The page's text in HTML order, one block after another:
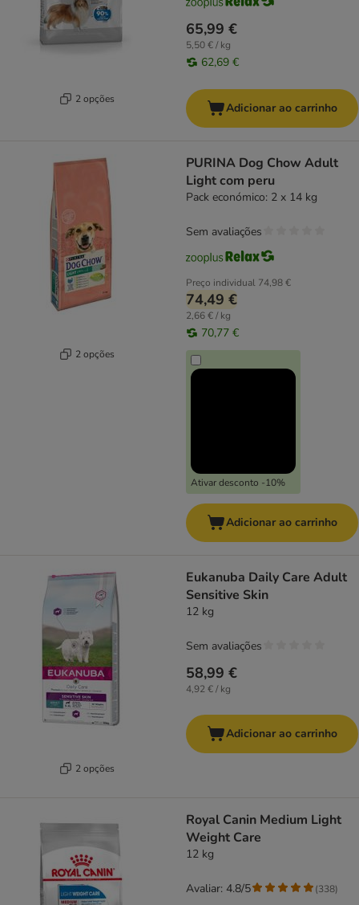
2 opções
65,99 €
5,50 € / kg
62,69 €
Adicionar ao carrinho
2 opções
PURINA Dog Chow Adult
Light com peru
Pack económico: 2 x 14 kg
Preço individual 74,98 €
74,49 €
2,66 € / kg
70,77 €
Ativar desconto -10%
Sem avaliações
Adicionar ao carrinho
2 opções
Eukanuba Daily Care Adult
Sensitive Skin
12 kg
58,99 €
4,92 € / kg
Sem avaliações
Adicionar ao carrinho
Royal Canin Medium Light
Weight Care
12 kg
Avaliar: 4.8/5 (338)